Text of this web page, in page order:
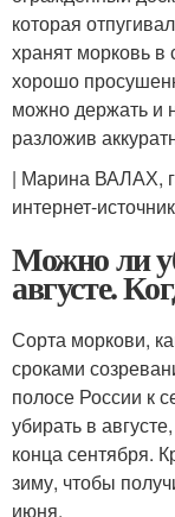
которая
хранят морковь
хорошо
можно держать и
разложив
| Марина ВАЛАХ,
интернет-
Можно ли
августе.
Сорта моркови,
сроками
полосе России к
убирать в
конца сентября.
зиму, чтобы
июня.